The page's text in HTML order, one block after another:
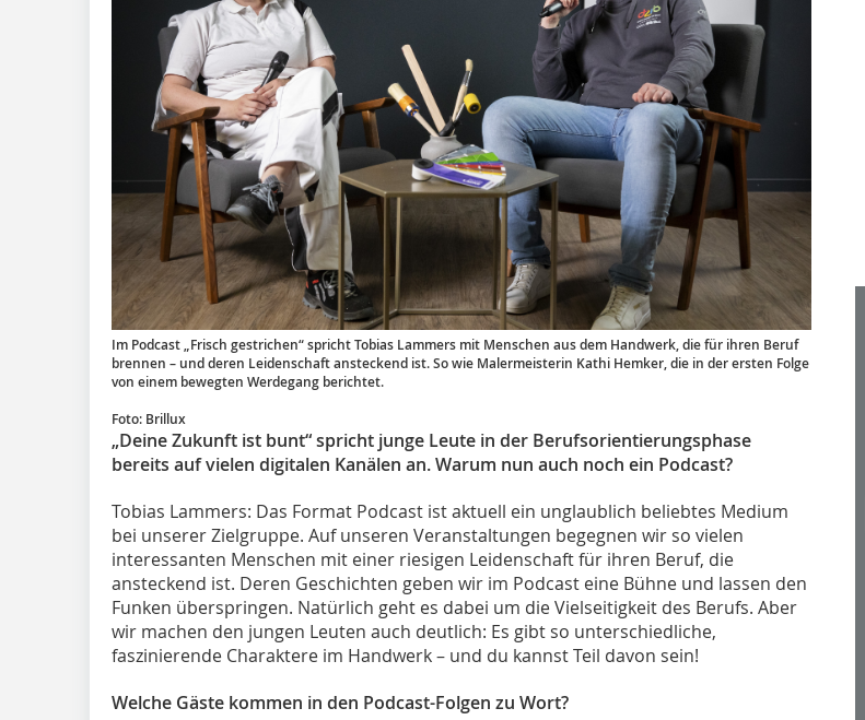
Im Podcast „Frisch gestrichen“ spricht Tobias Lammers mit Menschen aus dem Handwerk, die für ihren Beruf
brennen – und deren Leidenschaft ansteckend ist. So wie Malermeisterin Kathi Hemker, die in der ersten Folge
von einem bewegten Werdegang berichtet.
Foto: Brillux
„Deine Zukunft ist bunt“ spricht junge Leute in der Berufsorientierungsphase
bereits auf vielen digitalen Kanälen an. Warum nun auch noch ein Podcast?
Tobias Lammers: Das Format Podcast ist aktuell ein unglaublich beliebtes Medium
bei unserer Zielgruppe. Auf unseren Veranstaltungen begegnen wir so vielen
interessanten Menschen mit einer riesigen Leidenschaft für ihren Beruf, die
ansteckend ist. Deren Geschichten geben wir im Podcast eine Bühne und lassen den
Funken überspringen. Natürlich geht es dabei um die Vielseitigkeit des Berufs. Aber
wir machen den jungen Leuten auch deutlich: Es gibt so unterschiedliche,
faszinierende Charaktere im Handwerk – und du kannst Teil davon sein!
Welche Gäste kommen in den Podcast-Folgen zu Wort?